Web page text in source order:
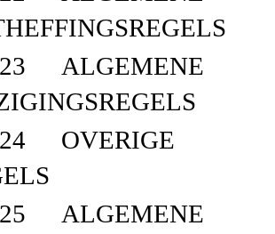
ALGEMENE
OVERIGE
ALGEMENE